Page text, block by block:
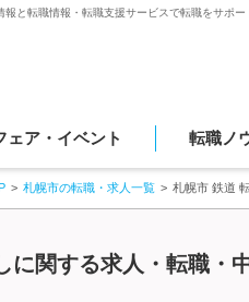
と転職情報・転職支援サービスで転職をサポー
ェア・イベント 転職ノ
札幌市の転職・求人一覧 札幌市 鉄道
に関する求人・転職・